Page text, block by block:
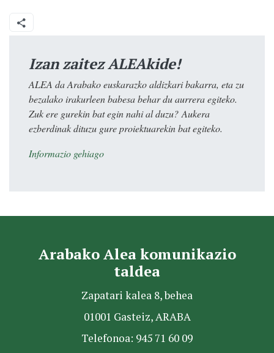
Izan zaitez ALEAkide!
ALEA da Arabako euskarazko aldizkari bakarra, eta zu
bezalako irakurleen babesa behar du aurrera egiteko.
Zuk ere gurekin bat egin nahi al duzu? Aukera
ezberdinak dituzu gure proiektuarekin bat egiteko.
Informazio gehiago
Arabako Alea komunikazio
taldea
Zapatari kalea 8, behea
01001 Gasteiz, ARABA
Telefonoa: 945 71 60 09